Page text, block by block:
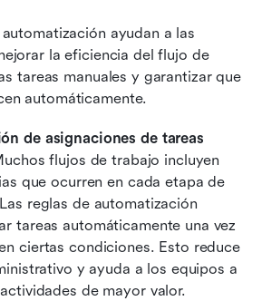
ayudan a las
la eficiencia del flujo de
tareas manuales y garantizar que
automáticamente.
de asignaciones de tareas
flujos de trabajo incluyen
que ocurren en cada etapa de
reglas de automatización
tareas automáticamente una vez
ciertas condiciones. Esto reduce
y ayuda a los equipos a
de mayor valor.